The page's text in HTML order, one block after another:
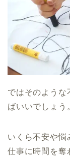
ではそのような
ばいいでしょう
いくら不安や悩
仕事に時間を奪